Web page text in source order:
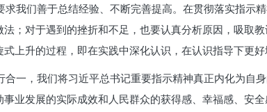
求我们善于总结经验、不断完善提高。在贯彻落实指示
；对于遇到的挫折和不足，也要认真分析原因，吸取
上升的过程，即在实践中深化认识，在认识指导下更好
合一，我们将习近平总书记重要指示精神真正内化为自
业发展的实际成效和人民群众的获得感、幸福感、安